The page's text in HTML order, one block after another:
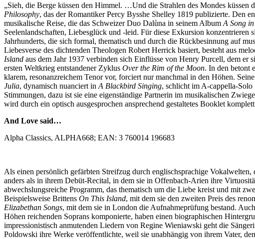
„Sieh, die Berge küssen den Himmel. …Und die Strahlen des Mondes küssen
Philosophy, das der Romantiker Percy Bysshe Shelley 1819 publizierte. Den
musikalische Reise, die das Schweizer Duo Dalùna in seinem Album A Song
Seelenlandschaften, Liebesglück und -leid. Für diese Exkursion
Jahrhunderts, die sich formal, thematisch und durch die Rückbesinnung auf
Liebesverse des dichtenden Theologen Robert Herrick basiert, besteht aus
Island aus dem Jahr 1937 verbinden sich Einflüsse von Henry Purcell, dem
ersten Weltkrieg entstandener Zyklus Over the Rim of the Moon. In den betont
klarem, resonanzreichem Tenor vor, forciert nur manchmal in den Höhen.
Julia, dynamisch nuanciert in A Blackbird Singing, schlicht im A-cappella-Solo
Stimmungen, dazu ist sie eine eigenständige Partnerin im musikalischen
wird durch ein optisch ausgesprochen ansprechend gestaltetes Booklet
And Love said…
Alpha Classics, ALPHA668; EAN: 3 760014 196683
Als einen persönlich gefärbten Streifzug durch englischsprachige
anders als in ihrem Debüt-Recital, in dem sie in Offenbach-Arien ihre
abwechslungsreiche Programm, das thematisch um die Liebe kreist und mit
Beispielsweise Brittens On This Island, mit dem sie den zweiten Preis des
Elizabethan Songs, mit dem sie in London die Aufnahmeprüfung bestand.
Höhen reichenden Soprans komponierte, haben einen biographischen
impressionistisch anmutenden Liedern von Regine Wieniawski geht die
Poldowski ihre Werke veröffentlichte, weil sie unabhängig von ihrem Vater,